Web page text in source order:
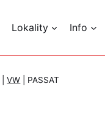
Lokality Info
|VW PASSAT